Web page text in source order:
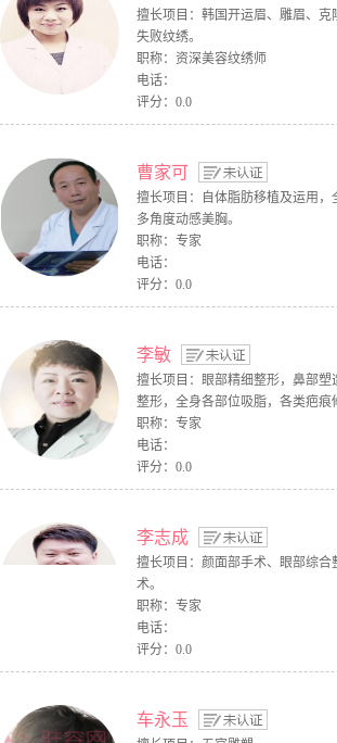
擅长项目：韩国开运眉、雕眉、
失败纹绣。
职称：资深美容纹绣师
电话：
评分：0.0
曹家可
擅长项目：自体脂肪移植及运用
多角度动感美胸。
职称：专家
电话：
评分：0.0
李敏
擅长项目：眼部精细整形，鼻部
整形，全身各部位吸脂，各类疤痕
职称：专家
电话：
评分：0.0
李志成
擅长项目：颜面部手术、眼部综
术。
职称：专家
电话：
评分：0.0
车永玉